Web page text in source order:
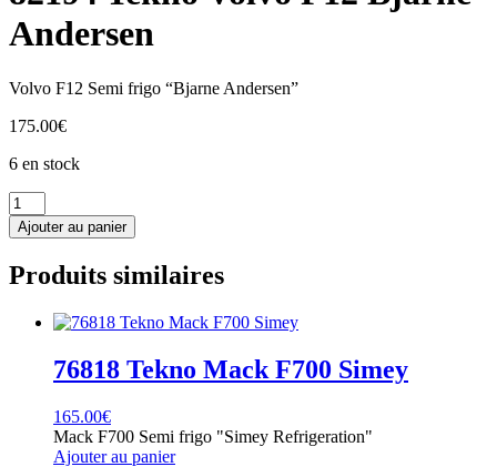
Andersen
Volvo F12 Semi frigo “Bjarne Andersen”
175.00€
6 en stock
quantité
de
82194
Volvo
Bjarne
Ajouter au panier
Produits similaires
76818 Tekno Mack F700 Simey
165.00€
Mack F700 Semi frigo "Simey Refrigeration"
Ajouter au panier